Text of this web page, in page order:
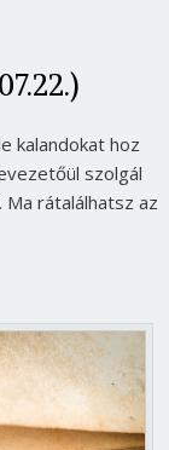
kalandokat hoz
szolgál
rátalálhatsz az